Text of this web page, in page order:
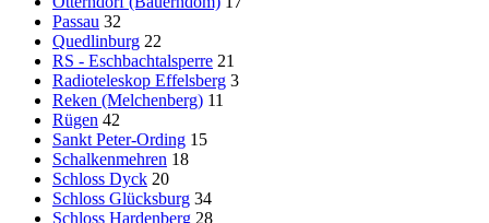
Passau 32
Quedlinburg 22
RS - Eschbachtalsperre 21
Radioteleskop Effelsberg 3
Reken (Melchenberg) 11
Rügen 42
Sankt Peter-Ording 15
Schalkenmehren 18
Schloss Dyck 20
Schloss Glücksburg 34
Schloss Hardenberg 28